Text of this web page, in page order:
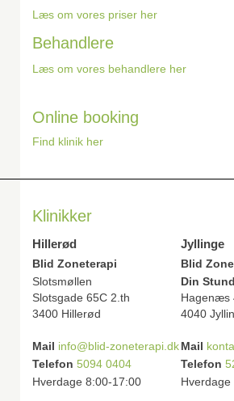
Læs om vores priser her
Behandlere
Læs om vores behandlere her
Online booking
Find klinik her
Klinikker
Hillerød
Blid Zoneterapi
Slotsmøllen
Slotsgade 65C 2.th
3400 Hillerød
Mail info@blid-zoneterapi.dk
Telefon 5094 0404
Hverdage 8:00-17:00
Jyllinge
Blid
Din Stund
Hagenæs
4040
Mail
Telefon